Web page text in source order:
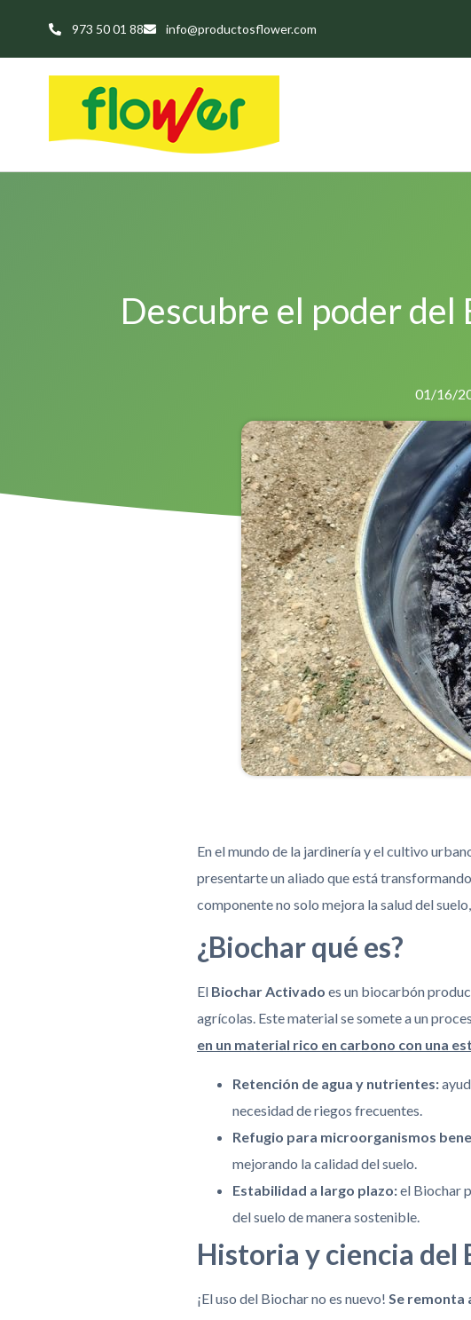
973 50 01 88 info@productosflower.com
Descubre el poder
01/16/
En el mundo de la jardinería y el cultivo
presentarte un aliado que está
componente no solo mejora la salud del
¿Biochar qué es?
El Biochar Activado es un biocarbón
agrícolas. Este material se somete a un
en un material rico en carbono con una
Retención de agua y nutrientes:
necesidad de riegos frecuentes.
Refugio para microorganismos
mejorando la calidad del suelo.
Estabilidad a largo plazo:el Biochar
del suelo de manera sostenible.
Historia y ciencia del
¡El uso del Biochar no es nuevo! Se remonta